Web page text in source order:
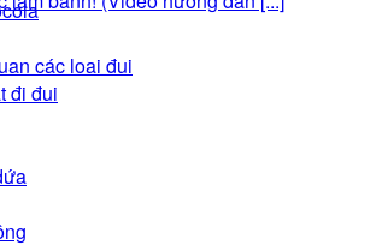
các loai đui
đi đui